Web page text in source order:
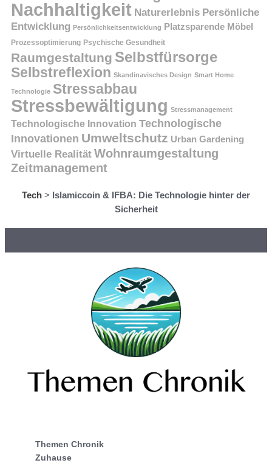
Nachhaltigkeit Naturerlebnis Persönliche
Entwicklung Persönlichkeitsentwicklung Platzsparende Möbel
Prozessoptimierung Psychische Gesundheit
Raumgestaltung Selbstfürsorge
Selbstreflexion Skandinavisches Design Smart Home
Technologie Stressabbau
Stressbewältigung Stressmanagement
Technologische Innovation Technologische
Innovationen Umweltschutz Urban Gardening
Virtuelle Realität Wohnraumgestaltung
Zeitmanagement
Tech > Islamiccoin & IFBA: Die Technologie hinter der
Sicherheit
Themen Chronik
Zuhause